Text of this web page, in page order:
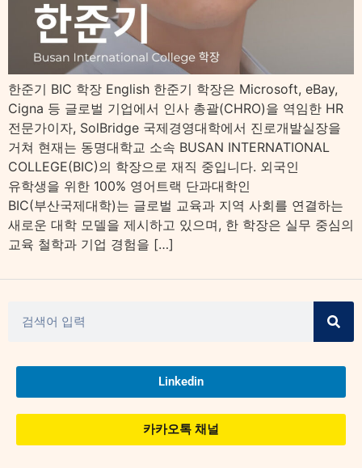
한준기 BIC 학장 English 한준기 학장은 Microsoft, eBay,
Cigna 등 글로벌 기업에서 인사 총괄(CHRO)을 역임한 HR
전문가이자, SolBridge 국제경영대학에서 진로개발실장을
거쳐 현재는 동명대학교 소속 BUSAN INTERNATIONAL
COLLEGE(BIC)의 학장으로 재직 중입니다. 외국인
유학생을 위한 100% 영어트랙 단과대학인
BIC(부산국제대학)는 글로벌 교육과 지역 사회를 연결하는
새로운 대학 모델을 제시하고 있으며, 한 학장은 실무 중심의
교육 철학과 기업 경험을 […]
Linkedin
카카오톡 채널